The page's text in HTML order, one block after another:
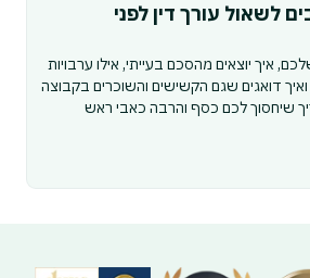
לשאול עורך דין לפני
איך יוצאים מהסכם בעייתי, אילו ערבויות
דואגים שגם הקשישים והשוכרים בקבוצה
שיחסוך לכם כסף והרבה כאבי ראש